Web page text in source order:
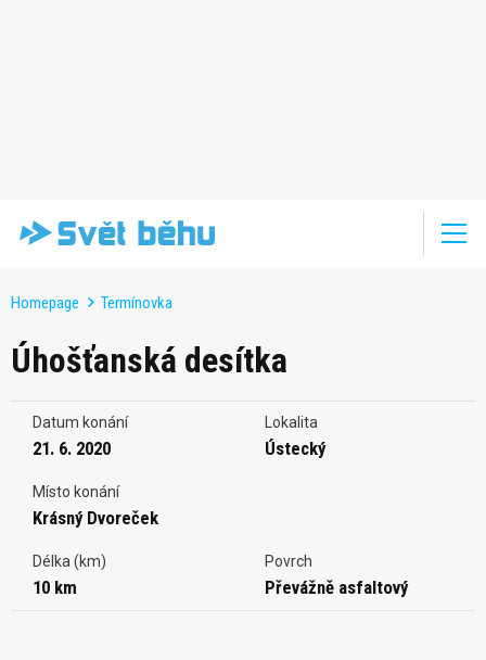
Homepage Termínovka
Úhošťanská desítka
Datum konání
21. 6. 2020
Lokalita
Ústecký
Místo konání
Krásný Dvoreček
Délka (km)
10 km
Povrch
Převážně asfaltový